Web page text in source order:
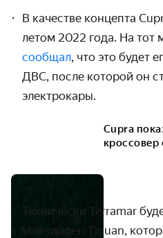
В качестве концепта
летом 2022 года. На тот
сообщал, что это будет
ДВС, после которой он
электрокары.
Cupra
Технически Terramar
Volkswagen Tiguan,